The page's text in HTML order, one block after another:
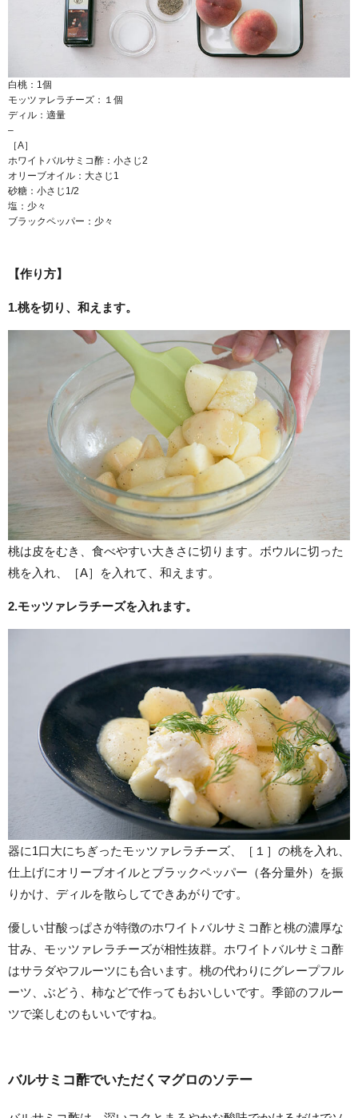
白桃：1個
モッツァレラチーズ：１個
ディル：適量
–
［A］
ホワイトバルサミコ酢：小さじ2
オリーブオイル：大さじ1
砂糖：小さじ1/2
塩：少々
ブラックペッパー：少々
【作り方】
1.桃を切り、和えます。
桃は皮をむき、食べやすい大きさに切ります。ボウルに切った
桃を入れ、［A］を入れて、和えます。
2.モッツァレラチーズを入れます。
器に1口大にちぎったモッツァレラチーズ、［１］の桃を入れ、
仕上げにオリーブオイルとブラックペッパー（各分量外）を振
りかけ、ディルを散らしてできあがりです。
優しい甘酸っぱさが特徴のホワイトバルサミコ酢と桃の濃厚な
甘み、モッツァレラチーズが相性抜群。ホワイトバルサミコ酢
はサラダやフルーツにも合います。桃の代わりにグレープフル
ーツ、ぶどう、柿などで作ってもおいしいです。季節のフルー
ツで楽しむのもいいですね。
バルサミコ酢でいただくマグロのソテー